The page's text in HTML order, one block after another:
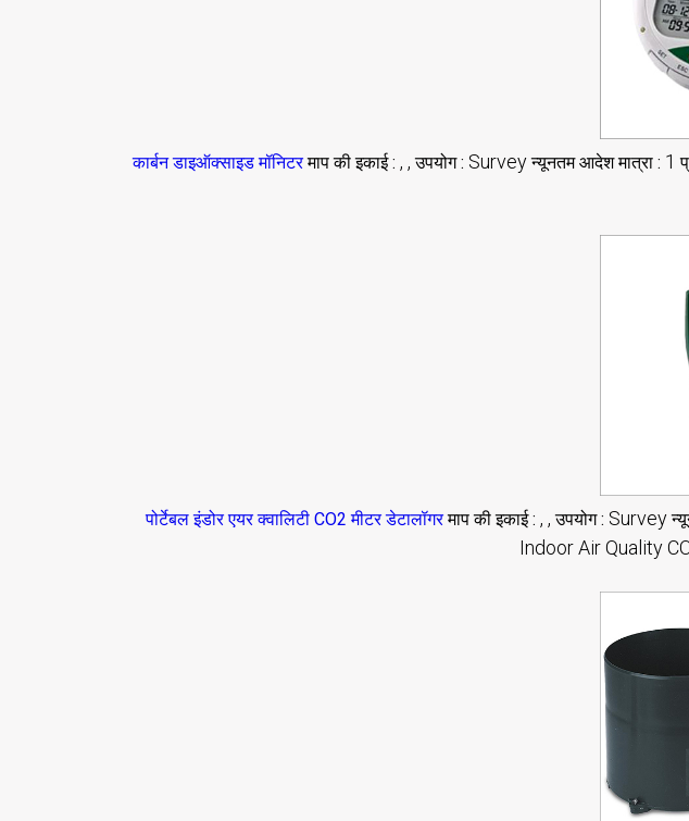
कार्बन डाइऑक्साइड मॉनिटर माप की इकाई : , , उपयोग : Survey न्यूनतम आदेश मात्रा : 1
पोर्टेबल इंडोर एयर क्वालिटी CO2 मीटर डेटालॉगर माप की इकाई : , , उपयोग : Survey
Indoor Air Quality